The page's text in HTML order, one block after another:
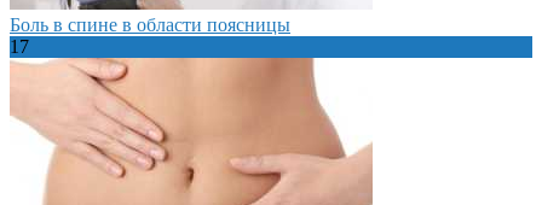
Боль в спине в области поясницы
17